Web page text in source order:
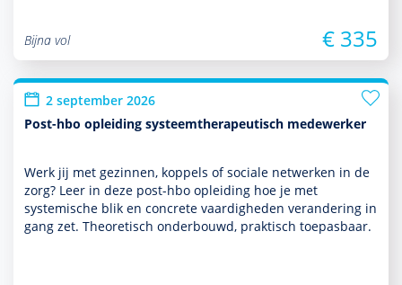
Bijna vol € 335
2 september 2026
Post-hbo opleiding systeemtherapeutisch medewerker
Werk jij met gezin­nen, koppels of sociale netwerken in de
zorg? Leer in deze post-hbo opleiding hoe je met
systemische blik en concrete vaar­dig­heden veran­de­ring in
gang zet. Theoretisch onderbouwd, prak­tisch toepasbaar.